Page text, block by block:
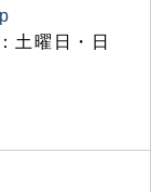
土曜日・日